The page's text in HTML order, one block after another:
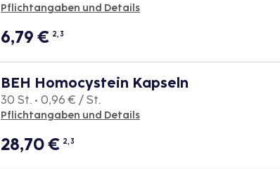
Pflichtangaben und Details
6,79€ 2, 3
BEH Homocystein Kapseln
30 St. • 0,96 € / St.
Pflichtangaben und Details
28,70€ 2, 3